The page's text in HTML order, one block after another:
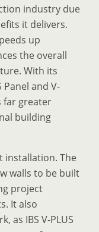
industry due
it delivers.
up
the overall
With its
and V-
far greater
building
installation. The
walls to be built
project
It also
as IBS V-PLUS